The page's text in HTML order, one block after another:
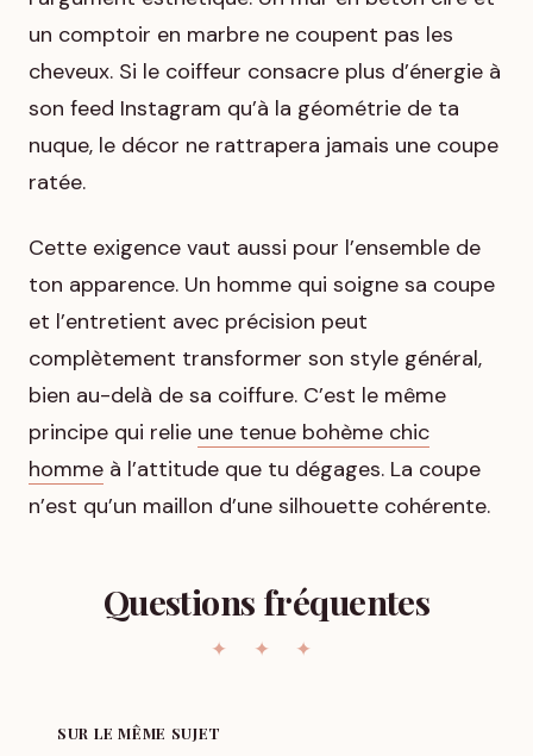
un comptoir en marbre ne coupent pas les
cheveux. Si le coiffeur consacre plus d’énergie à
son feed Instagram qu’à la géométrie de ta
nuque, le décor ne rattrapera jamais une coupe
ratée.
Cette exigence vaut aussi pour l’ensemble de
ton apparence. Un homme qui soigne sa coupe
et l’entretient avec précision peut
complètement transformer son style général,
bien au-delà de sa coiffure. C’est le même
principe qui relie une tenue bohème chic
homme à l’attitude que tu dégages. La coupe
n’est qu’un maillon d’une silhouette cohérente.
Questions fréquentes
SUR LE MÊME SUJET